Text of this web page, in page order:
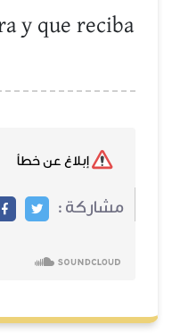
y que reciba
مشاركة :